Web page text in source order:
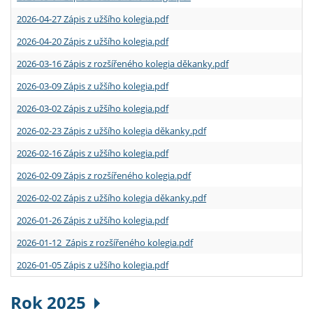
2026-04-27 Zápis z užšího kolegia.pdf
2026-04-20 Zápis z užšího kolegia.pdf
2026-03-16 Zápis z rozšířeného kolegia děkanky.pdf
2026-03-09 Zápis z užšího kolegia.pdf
2026-03-02 Zápis z užšího kolegia.pdf
2026-02-23 Zápis z užšího kolegia děkanky.pdf
2026-02-16 Zápis z užšího kolegia.pdf
2026-02-09 Zápis z rozšířeného kolegia.pdf
2026-02-02 Zápis z užšího kolegia děkanky.pdf
2026-01-26 Zápis z užšího kolegia.pdf
2026-01-12 Zápis z rozšířeného kolegia.pdf
2026-01-05 Zápis z užšího kolegia.pdf
Rok 2025